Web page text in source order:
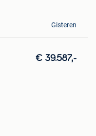
Gisteren
€ 39.587,-